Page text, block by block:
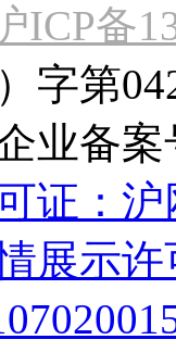
ICP备
字第
业备案
证：
展示许